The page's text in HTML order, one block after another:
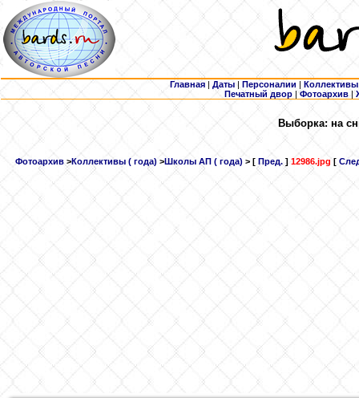
Главная | Даты | Персоналии | Коллективы
Печатный двор |Фотоархив |
Выборка: на
Фотоархив >Коллективы ( года) >Школы АП ( года) > [ Пред. ] 12986.jpg [